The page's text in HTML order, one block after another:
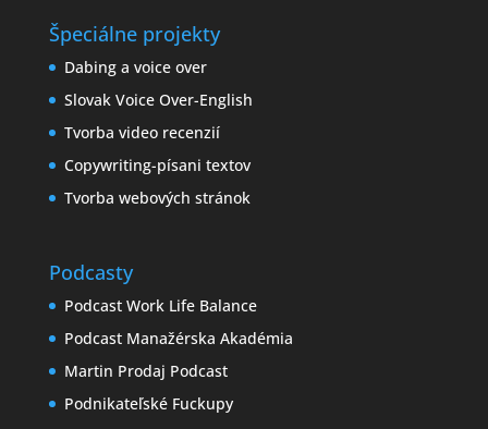
Špeciálne projekty
Dabing a voice over
Slovak Voice Over-English
Tvorba video recenzií
Copywriting-písani textov
Tvorba webových stránok
Podcasty
Podcast Work Life Balance
Podcast Manažérska Akadémia
Martin Prodaj Podcast
Podnikateľské Fuckupy